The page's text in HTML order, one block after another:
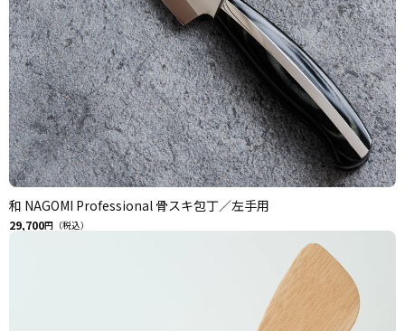
和 NAGOMI Professional 骨スキ包丁／左手用
29,700円（税込）